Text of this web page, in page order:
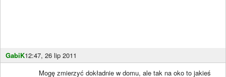
GabiK12:47, 26 lip 2011
Mogę zmierzyć dokładnie w domu, ale tak na oko to jakieś